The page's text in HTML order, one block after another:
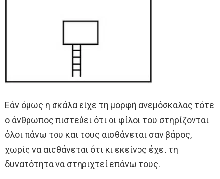
Εάν όμως η σκάλα είχε τη μορφή ανεμόσκαλας τότε
ο άνθρωπος πιστεύει ότι οι φίλοι του στηρίζονται
όλοι πάνω του και τους αισθάνεται σαν βάρος,
χωρίς να αισθάνεται ότι κι εκείνος έχει τη
δυνατότητα να στηριχτεί επάνω τους.